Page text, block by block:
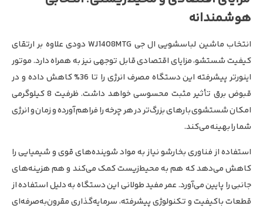
هوشمندانه
انتخاب ماشین لباسشویی ال جی WJ1408MTG دودی علاوه بر ارتقای
کیفیت شستشو، مزایای اقتصادی قابل توجهی نیز به همراه دارد. موتور
اینورتر پیشرفته این دستگاه مصرف انرژی را تا 36% کاهش داده و در
قبوض برق تأثیر مثبت محسوسی خواهد داشت. ظرفیت 8 کیلوگرمی
امکان شستشوی بارهای بزرگ‌تر در هر چرخه را فراهم آورده و زمان و انرژی
شما را بهینه می‌کند.
استفاده از فناوری بخارشو نیاز به مواد شوینده‌های قوی و شیمیایی را
کاهش می‌دهد که هم به محیط‌زیست کمک می‌کند و هم هزینه‌های
جانبی را پایین می‌آورد. عمر مفید طولانی این دستگاه به دلیل استفاده از
قطعات باکیفیت و تکنولوژی پیشرفته، سرمایه‌گذاری مقرون‌به‌صرفه‌ای